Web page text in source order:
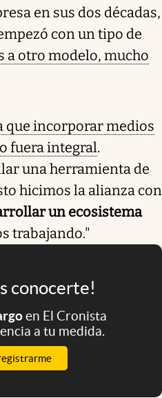
en sus dos décadas,
con un tipo de
a otro modelo, mucho
que incorporar medios
fuera integral.
una herramienta de
hicimos la alianza con
un ecosistema
trabajando."
conocerte!
en El Cronista
a tu medida.